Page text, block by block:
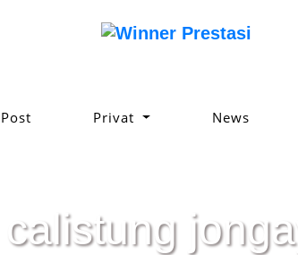
Post Privat News